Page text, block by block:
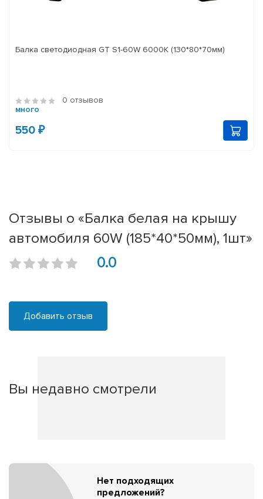
Балка светодиодная GT S1-60W 6000K (130*80*70мм)
0 отзывов
много
550 ₽
Отзывы о «Балка белая на крышу
автомобиля 60W (185*40*50мм), 1шт»
0.0
Добавить отзыв
Вы недавно смотрели
Нет подходящих
предложений?